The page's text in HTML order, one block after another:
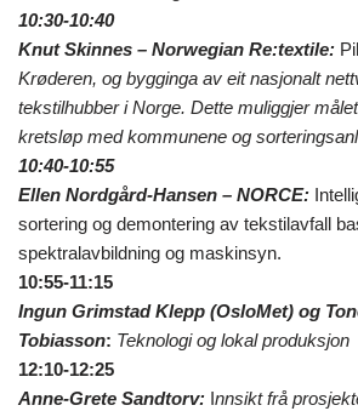
10:30-10:40
Knut Skinnes – Norwegian Re:textile:
Krøderen, og bygginga av eit nasjonalt
tekstilhubber i Norge. Dette muliggjer
kretsløp med kommunene og
10:40-10:55
Ellen Nordgård-Hansen – NORCE:
sortering og demontering av tekstilavfall
spektralavbildning og maskinsyn.
10:55-11:15
Ingun Grimstad Klepp (OsloMet) og
Tobiasson: Teknologi og lokal produksjon
12:10-12:25
Anne-Grete Sandtorv: Innsikt frå